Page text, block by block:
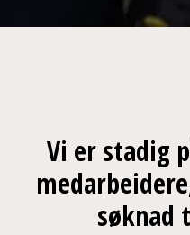
Vi er stadig
søknad